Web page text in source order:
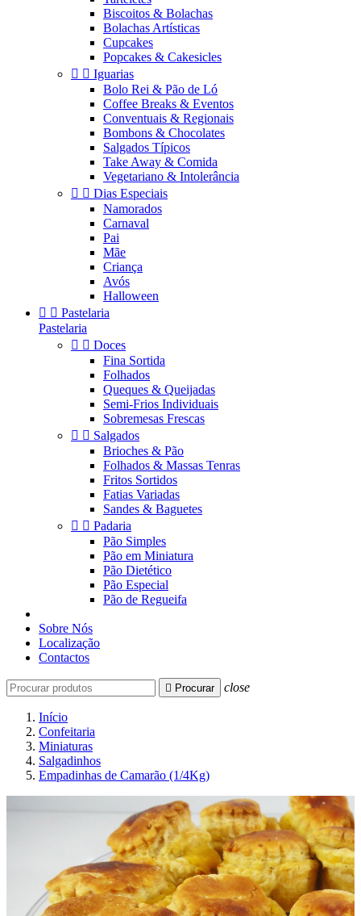
Biscoitos & Bolachas
Bolachas Artísticas
Cupcakes
Popcakes & Cakesicles
  Iguarias
Bolo Rei & Pão de Ló
Coffee Breaks & Eventos
Conventuais & Regionais
Bombons & Chocolates
Salgados Típicos
Take Away & Comida
Vegetariano & Intolerância
  Dias Especiais
Namorados
Carnaval
Pai
Mãe
Criança
Avós
Halloween
  Pastelaria
Pastelaria
  Doces
Fina Sortida
Folhados
Queques & Queijadas
Semi-Frios Individuais
Sobremesas Frescas
  Salgados
Brioches & Pão
Folhados & Massas Tenras
Fritos Sortidos
Fatias Variadas
Sandes & Baguetes
  Padaria
Pão Simples
Pão em Miniatura
Pão Dietético
Pão Especial
Pão de Regueifa
Sobre Nós
Localização
Contactos
 Procurar close
Início
Confeitaria
Miniaturas
Salgadinhos
Empadinhas de Camarão (1/4Kg)